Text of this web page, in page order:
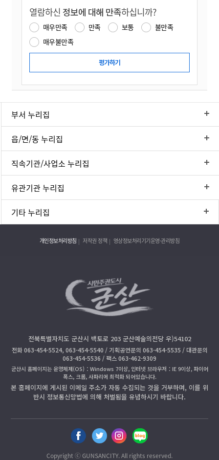
열람하신 정보에 대해 만족하십니까?
매우만족 만족 보통
불만족
매우불만족
부서 누리집
읍/면/동 누리집
직속기관/사업소 누리집
유관기관 누리집
기타 누리집
개인정보처리방침 저작권 정책 영상정보처리기기운영·관리방침
전북특별자치도 군산시 백토로 203 군산예술의전당 우)54102
전화 063-454-5524, 063-454-5540 / 기획공연문의 063-454-5535 / 대관문의
063-454-5536 / 팩스 063-462-9309
군산시 홈페이지는 운영체제(OS)：Windows 7이상, 인터넷 브라우저：IE 9이상, 파이어
폭스, 크롬, 사파리에 최적화 되어있습니다.
본 홈페이지에 게시된 이메일 주소가 자동 수집되는 것을 거부하며, 이를 위
반시 정보통신망법에 의해 처벌됨을 유념하시기 바랍니다.
페
이
스
트
위
터
인
스
타
블
로
그
Copyright ⓒ GUNSANCITY. All rights reserved.